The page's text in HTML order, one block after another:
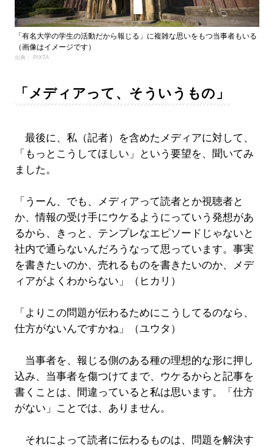
「有名大学の学生の活動だから報じる」に複雑な思いをもつ当事者もいる
（画像はイメージです）
出典： PIXTA
「メディアって、そういうもの」
最後に、私（記者）を含めたメディアに対して、
「もっとこうしてほしい」という要望を、聞いてみ
ました。
「うーん、でも、メディアって読者とか視聴者と
か、情報の受け手にウケるようにっていう発想があ
るから、きっと、テンプレなエピソードじゃないと
社内で通らないんだろうなって思っています。事実
を書きたいのか、売れるものを書きたいのか、メデ
ィアがよくわからない」（ヒカリ）
「よりこの問題が伝わるためにこうしてるのなら、
仕方がないんですかね」（ユウタ）
当事者を、報じる側のある種の理想的な形に押し
込み、当事者を傷つけてまで、ウケるからと記事を
書くことは、間違っていると私は思います。「仕方
がない」ことでは、ありません。
それによって読者に伝わるものは、問題を解決す